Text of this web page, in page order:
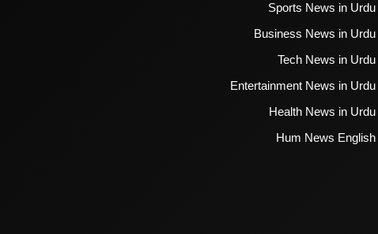
Sports News in Urdu
Business News in Urdu
Tech News in Urdu
Entertainment News in Urdu
Health News in Urdu
Hum News English